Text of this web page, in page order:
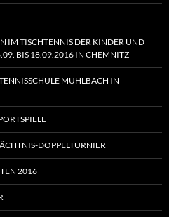
IM TISCHTENNIS DER KINDER UND
BIS 18.09.2016 IN CHEMNITZ
MÜHLBACH IN
DOPPELTURNIER
2016